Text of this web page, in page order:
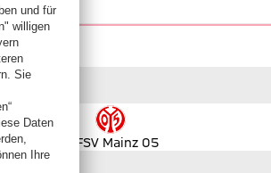
1. FSV Mainz 05